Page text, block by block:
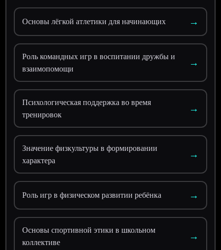
Основы лёгкой атлетики для начинающих →
Роль командных игр в воспитании дружбы и
взаимопомощи
→
Психологическая поддержка во время
тренировок
→
Значение физкультуры в формировании
характера
→
Роль игр в физическом развитии ребёнка →
Основы спортивной этики в школьном
коллективе
→